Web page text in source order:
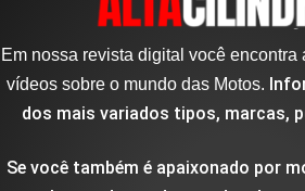
Em nossa revista digital você encontra
vídeos sobre o mundo das Motos.
dos mais variados tipos, marcas,
Se você também é apaixonado por